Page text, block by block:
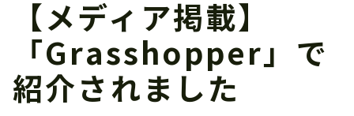
【メディア掲載】
「Grasshopper」で
紹介されました